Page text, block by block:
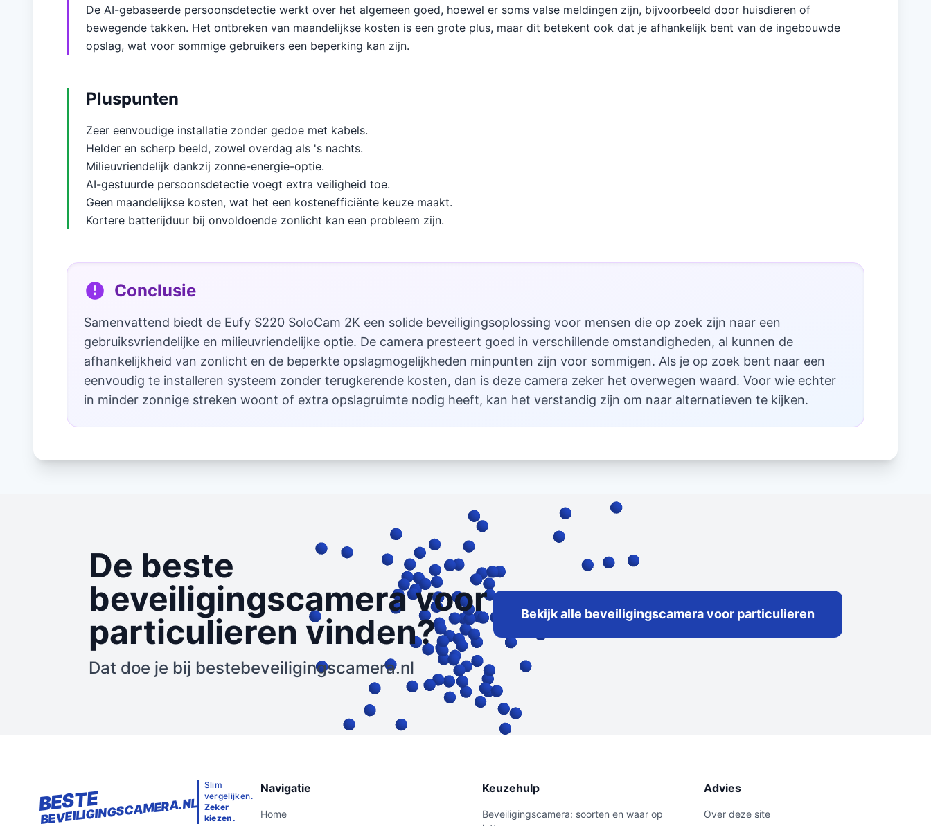
De AI-gebaseerde persoonsdetectie werkt over het algemeen goed, hoewel er soms valse meldingen zijn, bijvoorbeeld door huisdieren of
bewegende takken. Het ontbreken van maandelijkse kosten is een grote plus, maar dit betekent ook dat je afhankelijk bent van de ingebouwde
opslag, wat voor sommige gebruikers een beperking kan zijn.
Pluspunten
Zeer eenvoudige installatie zonder gedoe met kabels.
Helder en scherp beeld, zowel overdag als 's nachts.
Milieuvriendelijk dankzij zonne-energie-optie.
AI-gestuurde persoonsdetectie voegt extra veiligheid toe.
Geen maandelijkse kosten, wat het een kostenefficiënte keuze maakt.
Kortere batterijduur bij onvoldoende zonlicht kan een probleem zijn.
Conclusie
Samenvattend biedt de Eufy S220 SoloCam 2K een solide beveiligingsoplossing voor mensen die op zoek zijn naar een
gebruiksvriendelijke en milieuvriendelijke optie. De camera presteert goed in verschillende omstandigheden, al kunnen de
afhankelijkheid van zonlicht en de beperkte opslagmogelijkheden minpunten zijn voor sommigen. Als je op zoek bent naar een
eenvoudig te installeren systeem zonder terugkerende kosten, dan is deze camera zeker het overwegen waard. Voor wie echter
in minder zonnige streken woont of extra opslagruimte nodig heeft, kan het verstandig zijn om naar alternatieven te kijken.
De beste
beveiligingscamera voor
particulieren vinden?
Dat doe je bij bestebeveiligingscamera.nl
Bekijk alle beveiligingscamera voor particulieren
BESTE
BEVEILIGINGSCAMERA.NL
Slim
vergelijken.
Zeker
kiezen.
Navigatie
Home
Keuzehulp
Beveiligingscamera: soorten en waar op
Advies
Over deze site